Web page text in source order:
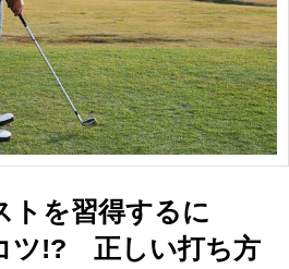
トを習得するに
ツ!? 正しい打ち方